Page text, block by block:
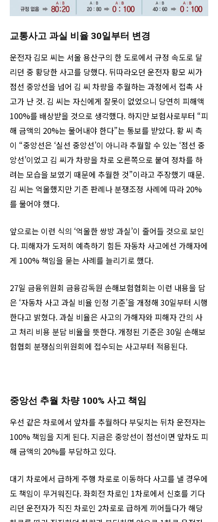
교통사고 과실 비율 30일부터 변경
운전자 김모 씨는 서울 용산구의 한 도로에서 규정 속도로 달
리던 중 황당한 사고를 당했다. 뒤따라오던 운전자 황모 씨가
점선 중앙선을 넘어 김 씨 차량을 추월하는 과정에서 접촉 사
고가 난 것. 김 씨는 자신에게 잘못이 없었으니 당연히 피해액
100%를 배상받을 것으로 생각했다. 하지만 보험사로부터 “피
해 금액의 20%는 물어내야 한다”는 통보를 받았다. 황 씨 측
이 “중앙선은 ‘실선 중앙선’이 아니라 추월할 수 있는 ‘점선 중
앙선’이었고 김 씨가 차량을 차로 오른쪽으로 붙여 정차를 하
려는 모습을 보였기 때문에 추월한 것”이라고 주장했기 때문.
김 씨는 억울했지만 기존 판례나 분쟁조정 사례에 따라 20%
를 물어야 했다.
앞으로는 이런 식의 ‘억울한 쌍방 과실’이 줄어들 것으로 보인
다. 피해자가 도저히 예측하기 힘든 자동차 사고에선 가해자에
게 100% 책임을 묻는 사례를 늘리기로 했다.
27일 금융위원회 금융감독원 손해보험협회는 이런 내용을 담
은 ‘자동차 사고 과실 비율 인정 기준’을 개정해 30일부터 시행
한다고 밝혔다. 과실 비율은 사고의 가해자와 피해자 간의 사
고 처리 비용 분담 비율을 뜻한다. 개정된 기준은 30일 손해보
험협회 분쟁심의위원회에 접수되는 사고부터 적용된다.
중앙선 추월 차량 100% 사고 책임
우선 같은 차로에서 앞차를 추월하다 부딪치는 뒤차 운전자는
100% 책임을 지게 된다. 지금은 중앙선이 점선이면 앞차도 피
해 금액의 20%를 부담하고 있다.
대기 차로에서 급하게 주행 차로로 이동하다 사고를 낼 경우에
도 책임이 무거워진다. 좌회전 차로인 1차로에서 신호를 기다
리던 운전자가 직진 차로인 2차로로 급하게 끼어들다가 해당